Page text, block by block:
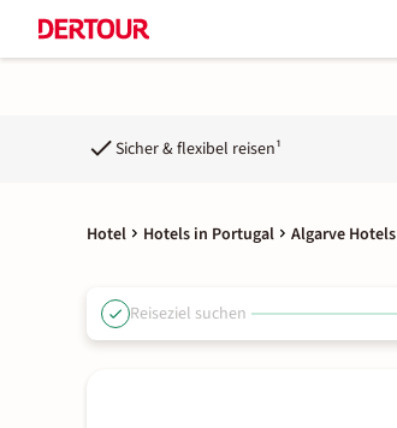
Sicher & flexibel reisen¹
Hotel Hotels in Portugal Algarve Hotels
Reiseziel suchen